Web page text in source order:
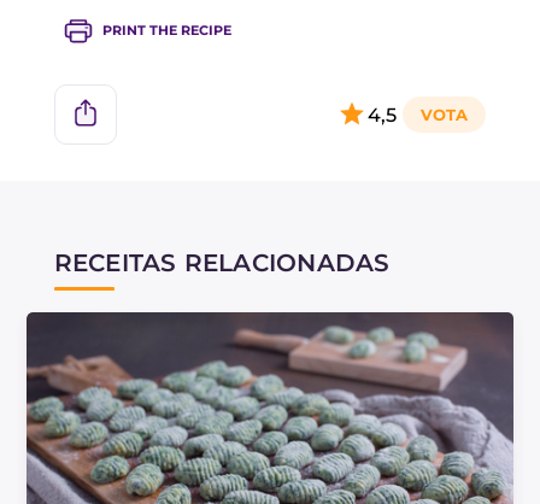
Se optar por congelá-los, distribua os cavatelli
cerca de meia hora antes de transferi-los para
um saco para evitar que grudem; dessa forma,
eles não se colarão uns aos outros.
PRINT THE RECIPE
4,5
RECEITAS RELACIONADAS